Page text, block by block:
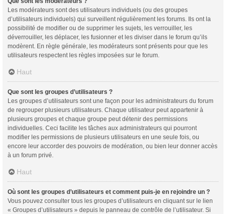
Les modérateurs sont des utilisateurs individuels (ou des groupes
d’utilisateurs individuels) qui surveillent régulièrement les forums. Ils ont la
possibilité de modifier ou de supprimer les sujets, les verrouiller, les
déverrouiller, les déplacer, les fusionner et les diviser dans le forum qu’ils
modèrent. En règle générale, les modérateurs sont présents pour que les
utilisateurs respectent les règles imposées sur le forum.
Haut
Que sont les groupes d’utilisateurs ?
Les groupes d’utilisateurs sont une façon pour les administrateurs du forum
de regrouper plusieurs utilisateurs. Chaque utilisateur peut appartenir à
plusieurs groupes et chaque groupe peut détenir des permissions
individuelles. Ceci facilite les tâches aux administrateurs qui pourront
modifier les permissions de plusieurs utilisateurs en une seule fois, ou
encore leur accorder des pouvoirs de modération, ou bien leur donner accès
à un forum privé.
Haut
Où sont les groupes d’utilisateurs et comment puis-je en rejoindre un ?
Vous pouvez consulter tous les groupes d’utilisateurs en cliquant sur le lien
« Groupes d’utilisateurs » depuis le panneau de contrôle de l’utilisateur. Si